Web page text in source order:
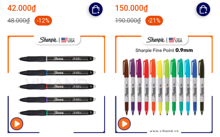
42.000₫
48.000₫ -12%
Pentouch UV Visible Ink
150.000₫
190.000₫ -21%